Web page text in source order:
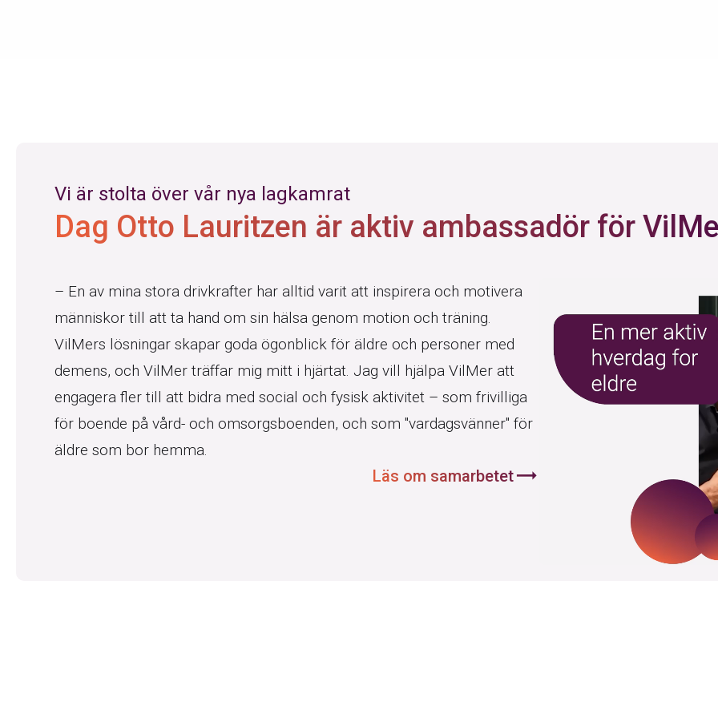
Vi är stolta över vår nya lagkamrat
Dag Otto Lauritzen är aktiv ambassadör för
– En av mina stora drivkrafter har alltid varit att inspirera och motivera
människor till att ta hand om sin hälsa genom motion och träning.
VilMers lösningar skapar goda ögonblick för äldre och personer med
demens, och VilMer träffar mig mitt i hjärtat. Jag vill hjälpa VilMer att
engagera fler till att bidra med social och fysisk aktivitet – som frivilliga
för boende på vård- och omsorgsboenden, och som "vardagsvänner" för
äldre som bor hemma.
Läs om samarbetettrending_flat